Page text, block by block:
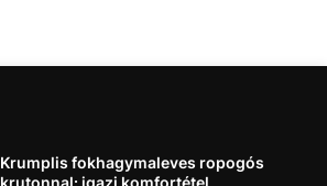
Krumplis fokhagymaleves ropogós
krutonnal: igazi komfortétel